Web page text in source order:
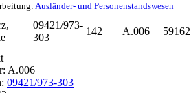
: Ausländer- und Personenstandswesen
,
09421/973-
303
142 A.006 59162
A.006
09421/973-303